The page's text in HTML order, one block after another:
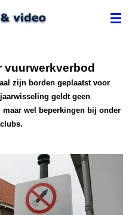
vuurwerkverbod
zijn borden geplaatst voor
geldt geen
maar wel beperkingen bij onder